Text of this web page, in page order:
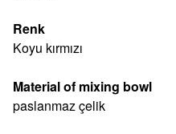
Renk
Koyu kırmızı
Material of mixing bowl
paslanmaz çelik